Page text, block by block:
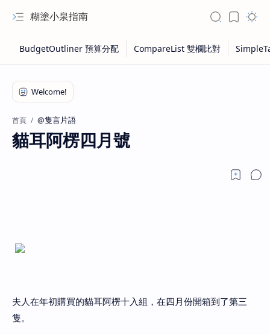
糊塗小泉指南
首頁 @隻言片語
貓耳阿楞四月號
夫人在年初購買的貓耳阿楞十入組，在四月份開箱到了第三
隻。